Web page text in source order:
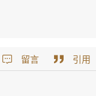
引用
留言